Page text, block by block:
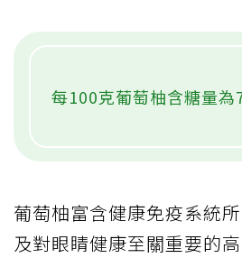
每100克葡萄柚含糖量為
葡萄柚富含健康免疫系統
及對眼睛健康至關重要的